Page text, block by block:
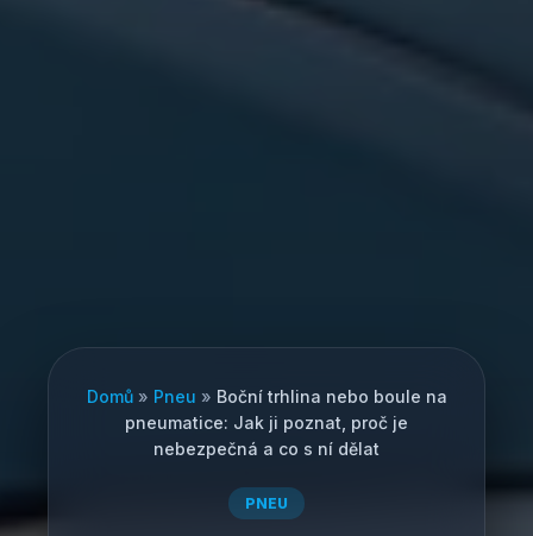
Domů» Pneu » Boční trhlina nebo boule na
pneumatice: Jak ji poznat, proč je
nebezpečná a co s ní dělat
PNEU